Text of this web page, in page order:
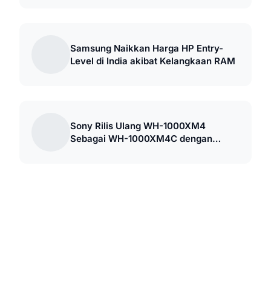
Samsung Naikkan Harga HP Entry-
Level di India akibat Kelangkaan RAM
Sony Rilis Ulang WH-1000XM4
Sebagai WH-1000XM4C dengan